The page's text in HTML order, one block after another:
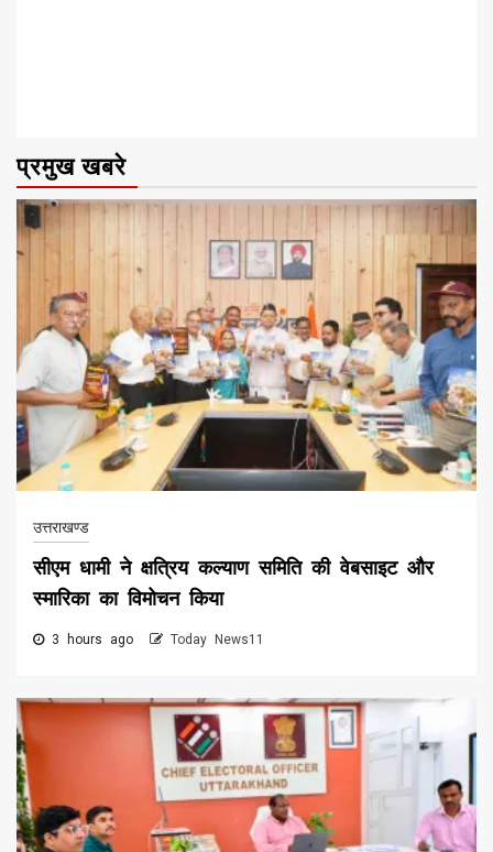
प्रमुख खबरे
उत्तराखण्ड
सीएम धामी ने क्षत्रिय कल्याण समिति की वेबसाइट और
स्मारिका का विमोचन किया
3 hours ago Today News11